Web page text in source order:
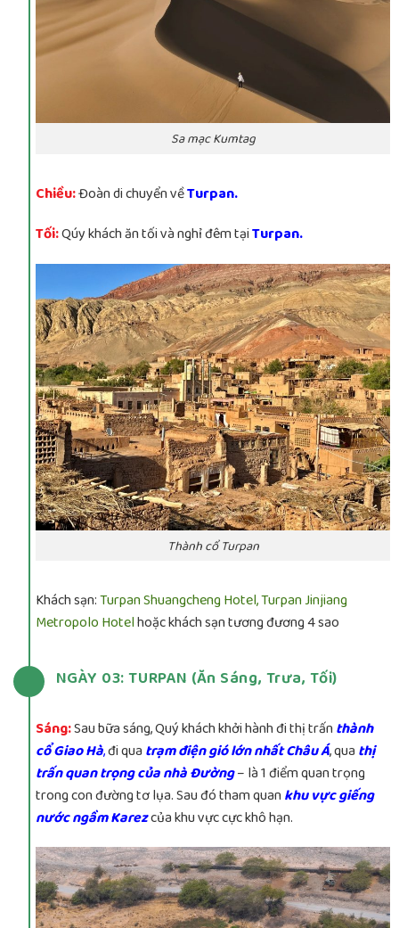
Sa mạc Kumtag
Chiều:Đoàn di chuyển vềTurpan.
Tối:Qúy khách ăn tối và nghỉ đêm tạiTurpan.
Thành cổ Turpan
Khách sạn:Turpan Shuangcheng Hotel,Turpan Jinjiang
Metropolo Hotelhoặc khách sạn tương đương 4 sao
NGÀY 03: TURPAN (Ăn Sáng, Trưa, Tối)
Sáng:Sau bữa sáng, Quý khách khởi hành đi thị trấnthành
cổ Giao Hà,đi qua trạm điện gió lớn nhất Châu Á, qua thị
trấn quan trọng của nhà Đường– là 1 điểm quan trọng
trong con đường tơ lụa. Sau đó tham quankhu vực giếng
nước ngầm Karezcủa khu vực cực khô hạn.